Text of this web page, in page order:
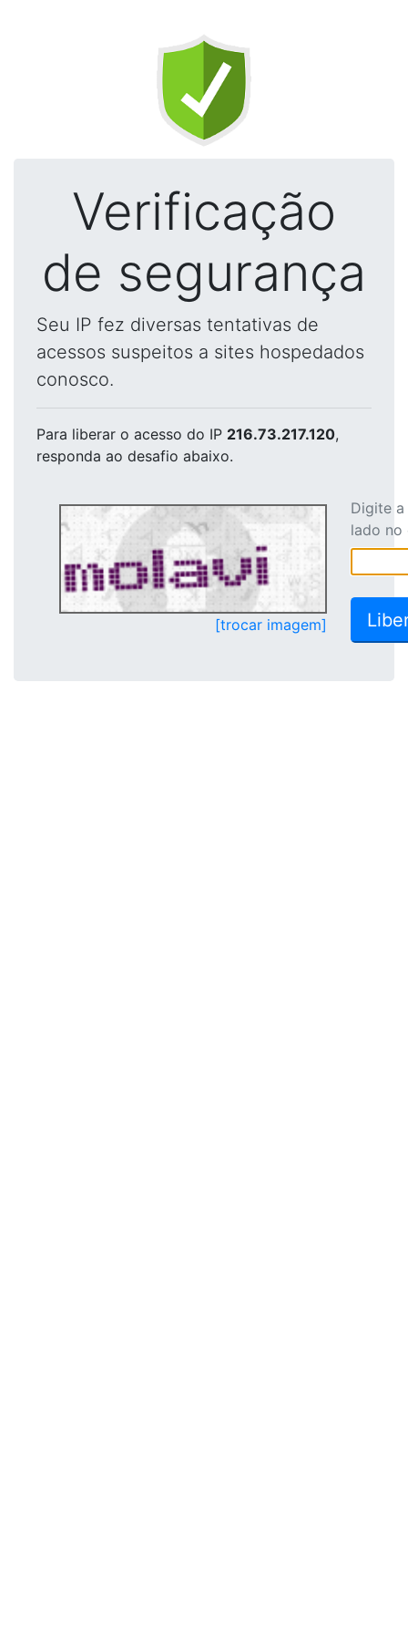
Verificação
de segurança
Seu IP fez diversas tentativas de
acessos suspeitos a sites hospedados
conosco.
Para liberar o acesso do IP 216.73.217.120,
responda ao desafio abaixo.
[trocar imagem]
Digite
lado no